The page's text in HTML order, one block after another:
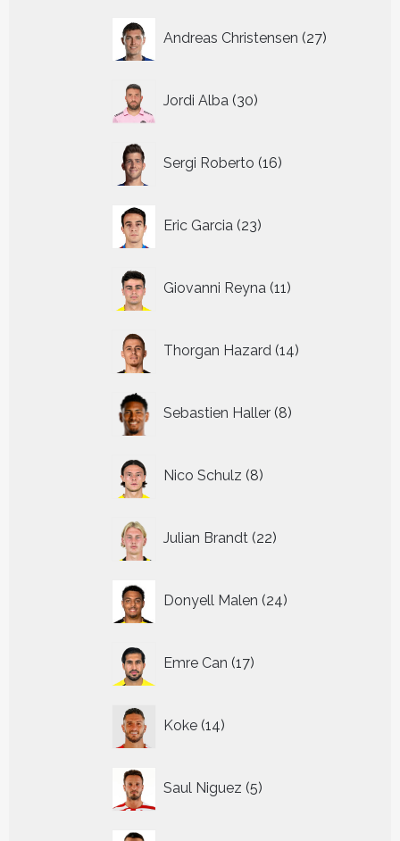
Andreas Christensen 27
producten
Jordi Alba 30
producten
Sergi Roberto 16
producten
Eric Garcia 23
producten
Giovanni Reyna 11
producten
Thorgan Hazard 14
producten
Sebastien Haller 8
producten
Nico Schulz 8
producten
Julian Brandt 22
producten
Donyell Malen 24
producten
Emre Can 17
producten
Koke 14
producten
Saul Niguez 5
producten